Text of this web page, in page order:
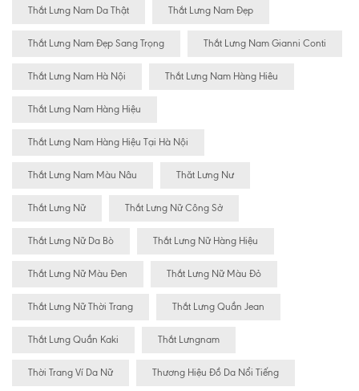
Thắt Lưng Nam Da Thật Thắt Lưng Nam Đẹp
Thắt Lưng Nam Đẹp Sang Trọng Thắt Lưng Nam Gianni Conti
Thắt Lưng Nam Hà Nội Thắt Lưng Nam Hàng Hiêu
Thắt Lưng Nam Hàng Hiệu
Thắt Lưng Nam Hàng Hiệu Tại Hà Nội
Thắt Lưng Nam Màu Nâu Thăt Lưng Nư
Thắt Lưng Nữ Thắt Lưng Nữ Công Sở
Thắt Lưng Nữ Da Bò Thắt Lưng Nữ Hàng Hiệu
Thắt Lưng Nữ Màu Đen Thắt Lưng Nữ Màu Đỏ
Thắt Lưng Nữ Thời Trang Thắt Lưng Quần Jean
Thắt Lưng Quần Kaki Thắt Lưngnam
Thời Trang Ví Da Nữ Thương Hiệu Đồ Da Nổi Tiếng